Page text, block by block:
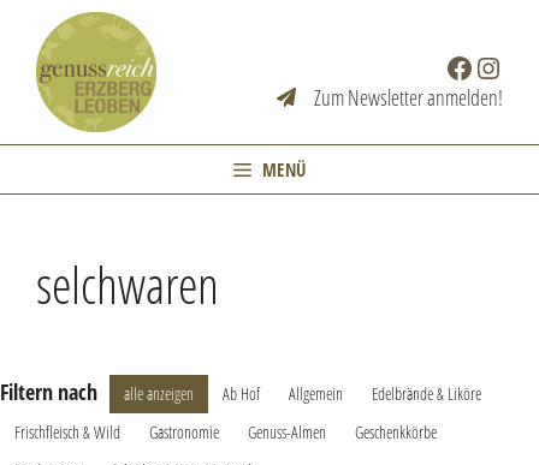
springen
Facebook
Zum Newsletter anmelden!
MENÜ
selchwaren
Filtern nach alle anzeigen Ab Hof Allgemein
Edelbrände & Liköre
Frischfleisch & Wild
Gastronomie Genuss-Almen
Geschenkkörbe